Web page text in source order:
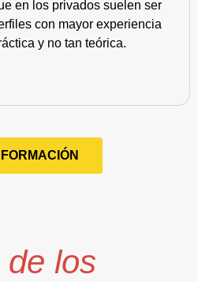
en los privados suelen ser
con mayor experiencia
y no tan teórica.
de los